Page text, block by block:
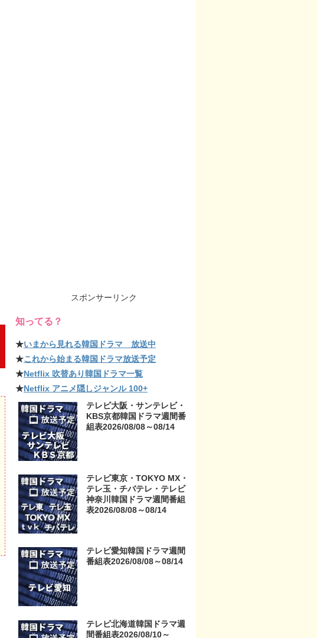
スポンサーリンク
知ってる？
★いまから見れる韓国ドラマ 放送中
★これから始まる韓国ドラマ放送予定
★Netflix 吹替あり韓国ドラマ一覧
★Netflix アニメ隠しジャンル 100+
テレビ大阪・サンテレビ・
KBS京都韓国ドラマ週間番
組表2026/08/08～08/14
テレビ東京・TOKYO MX・
テレ玉・チバテレ・テレビ
神奈川韓国ドラマ週間番組
表2026/08/08～08/14
テレビ愛知韓国ドラマ週間
番組表2026/08/08～08/14
テレビ北海道韓国ドラマ週
間番組表2026/08/10～